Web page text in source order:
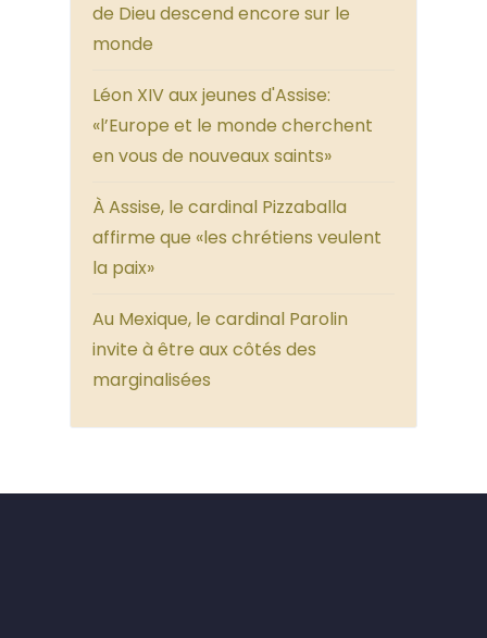
de Dieu descend encore sur le
monde
Léon XIV aux jeunes d'Assise:
«l’Europe et le monde cherchent
en vous de nouveaux saints»
À Assise, le cardinal Pizzaballa
affirme que «les chrétiens veulent
la paix»
Au Mexique, le cardinal Parolin
invite à être aux côtés des
marginalisées